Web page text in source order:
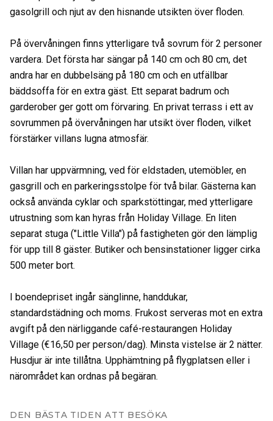
gasolgrill och njut av den hisnande utsikten över floden.
På övervåningen finns ytterligare två sovrum för 2 personer
vardera. Det första har sängar på 140 cm och 80 cm, det
andra har en dubbelsäng på 180 cm och en utfällbar
bäddsoffa för en extra gäst. Ett separat badrum och
garderober ger gott om förvaring. En privat terrass i ett av
sovrummen på övervåningen har utsikt över floden, vilket
förstärker villans lugna atmosfär.
Villan har uppvärmning, ved för eldstaden, utemöbler, en
gasgrill och en parkeringsstolpe för två bilar. Gästerna kan
också använda cyklar och sparkstöttingar, med ytterligare
utrustning som kan hyras från Holiday Village. En liten
separat stuga ("Little Villa") på fastigheten gör den lämplig
för upp till 8 gäster. Butiker och bensinstationer ligger cirka
500 meter bort.
I boendepriset ingår sänglinne, handdukar,
standardstädning och moms. Frukost serveras mot en extra
avgift på den närliggande café-restaurangen Holiday
Village (€16,50 per person/dag). Minsta vistelse är 2 nätter.
Husdjur är inte tillåtna. Upphämtning på flygplatsen eller i
närområdet kan ordnas på begäran.
DEN BÄSTA TIDEN ATT BESÖKA